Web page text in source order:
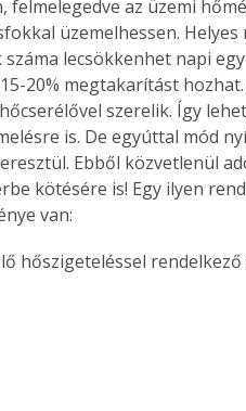
felmelegedve az üzemi
üzemelhessen.
lecsökkenhet napi
20% megtakarítást
szerelik. Így
is. De egyúttal mód
Ebből közvetlenül
kötésére is! Egy ilyen
van:
hőszigeteléssel